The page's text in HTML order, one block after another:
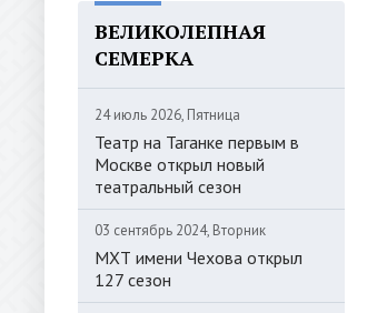
ВЕЛИКОЛЕПНАЯ
СЕМЕРКА
24 июль 2026, Пятница
Театр на Таганке первым в
Москве открыл новый
театральный сезон
03 сентябрь 2024, Вторник
МХТ имени Чехова открыл
127 сезон